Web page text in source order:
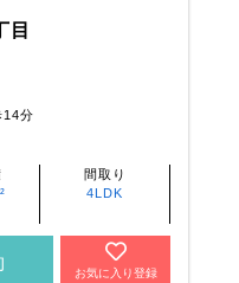
目
14分
間取り
4LDK
お気に入り登録